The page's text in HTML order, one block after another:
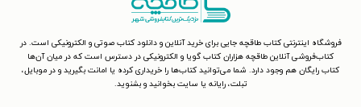
فروشگاه اینترنتی کتاب طاقچه جایی برای خرید آنلاین و دانلود کتاب صوتی و الکترونیکی است. در
کتاب‌فروشی آنلاین طاقچه هزاران کتاب گویا و الکترونیکی در دسترس است که در میان آن‌ها
کتاب رایگان هم وجود دارد. شما می‌توانید کتاب‌ها را خریداری کرده یا امانت بگیرید و در موبایل،
تبلت، رایانه یا سایت بخوانید و بشنوید.